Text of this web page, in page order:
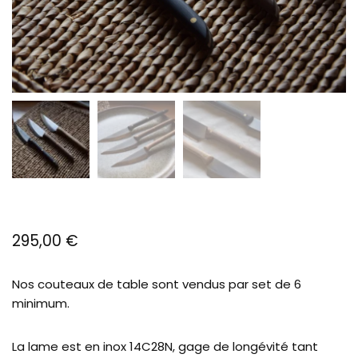
295,00 €
Nos couteaux de table sont vendus par set de 6
minimum.
La lame est en inox 14C28N, gage de longévité tant